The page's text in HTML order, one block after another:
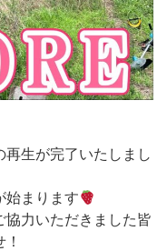
生が完了いたしまし
始まります
協力いただきました皆